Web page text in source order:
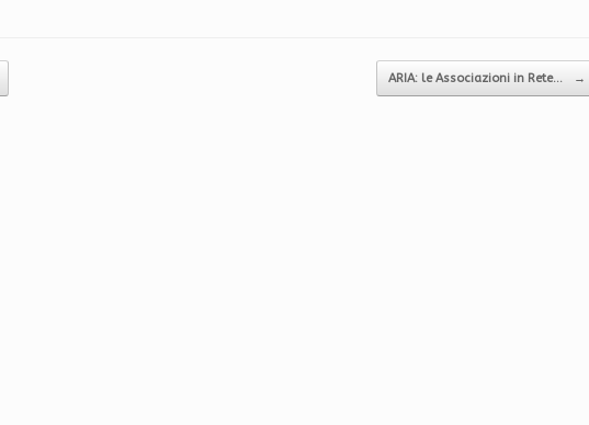
ARIA: le Associazioni in Rete… →